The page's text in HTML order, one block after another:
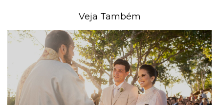
Veja Também